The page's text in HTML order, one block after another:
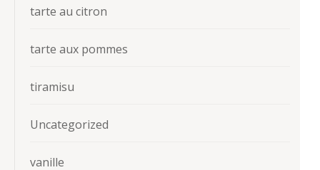
tarte au citron
tarte aux pommes
tiramisu
Uncategorized
vanille